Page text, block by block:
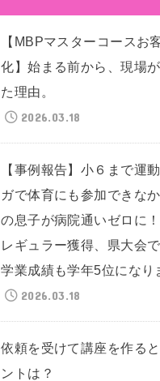
【MBPマスターコースお
化】始まる前から、現場
た理由。
2026.03.18
【事例報告】小６まで運
ガで体育にも参加できな
の息子が病院通いゼロに
レギュラー獲得、県大会で
学業成績も学年5位になり
2026.03.18
依頼を受けて講座を作る
ントは？